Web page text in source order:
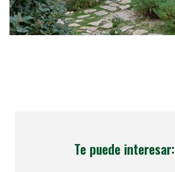
Te puede interesar: